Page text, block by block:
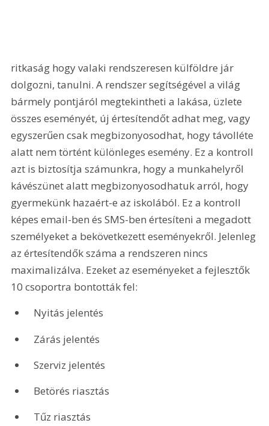
ritkaság hogy valaki rendszeresen külföldre jár
dolgozni, tanulni. A rendszer segítségével a világ
bármely pontjáról megtekintheti a lakása, üzlete
összes eseményét, új értesítendőt adhat meg, vagy
egyszerűen csak megbizonyosodhat, hogy távolléte
alatt nem történt különleges esemény. Ez a kontroll
azt is biztosítja számunkra, hogy a munkahelyről
kávészünet alatt megbizonyosodhatuk arról, hogy
gyermekünk hazaért-e az iskolából. Ez a kontroll
képes email-ben és SMS-ben értesíteni a megadott
személyeket a bekövetkezett eseményekről. Jelenleg
az értesítendők száma a rendszeren nincs
maximalizálva. Ezeket az eseményeket a fejlesztők
10 csoportra bontották fel:
Nyitás jelentés
Zárás jelentés
Szerviz jelentés
Betörés riasztás
Tűz riasztás